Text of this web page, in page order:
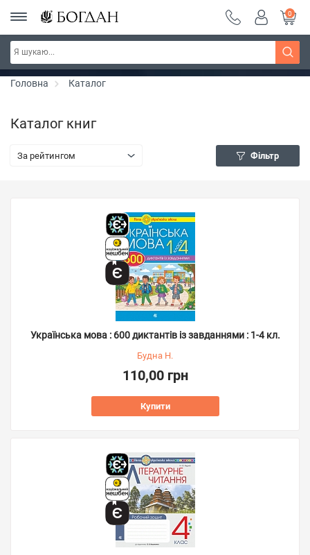
РОЗПРОДАЖ ~ 150 грн ~ 200 грн ~ 250 грн ~
300 грн ~ РОЗПРОДАЖ
Дізнатись більше
0
Головна Каталог
Каталог книг
За рейтингом Фільтр
Українська мова : 600 диктантів із завданнями : 1-4 кл.
Будна Н.
110,00 грн
Купити